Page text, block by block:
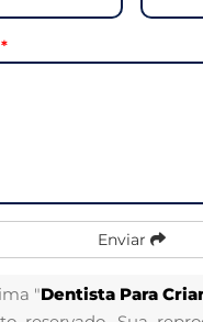
*
Enviar
"Dentista Para